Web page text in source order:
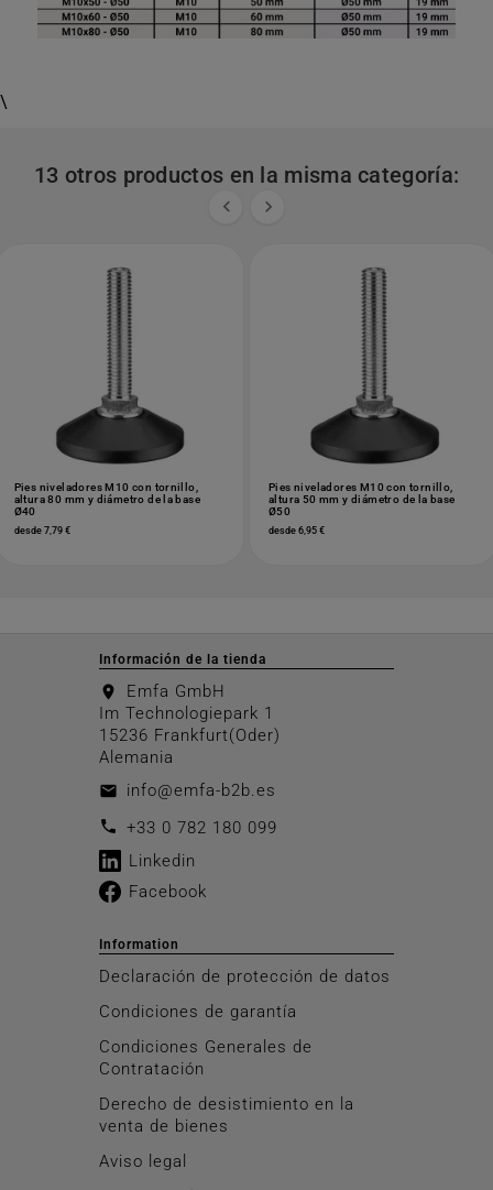
\
13 otros productos en la misma categoría:
 
Pies niveladores M10 con tornillo,
altura 80 mm y diámetro de la base
Ø40
desde 7,79 €
Pies niveladores M10 con tornillo,
altura 50 mm y diámetro de la base
Ø50
desde 6,95 €
Información de la tienda
location_on
Emfa GmbH
Im Technologiepark 1
15236 Frankfurt(Oder)
Alemania
email info@emfa-b2b.es
call +33 0 782 180 099
Linkedin
Facebook
Information
Declaración de protección de datos
Condiciones de garantía
Condiciones Generales de
Contratación
Derecho de desistimiento en la
venta de bienes
Aviso legal